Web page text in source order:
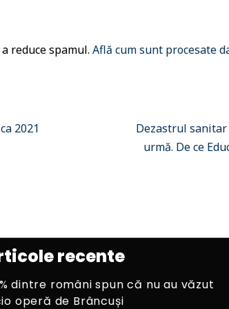
reduce spamul.Află cum sunt procesate
2021
Dezastrul
urmă. De ce
recente
dintre români spun că nu au văzut
operă de Brâncuși